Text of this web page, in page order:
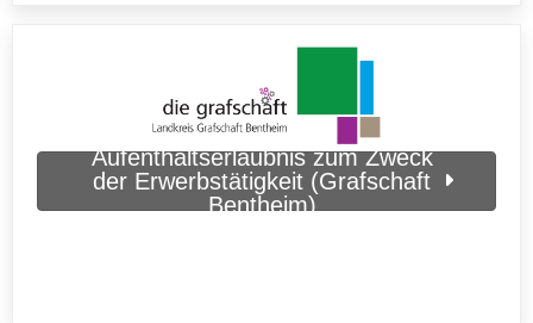
Aufenthaltserlaubnis zum Zweck
der Erwerbstätigkeit (Grafschaft
Bentheim)